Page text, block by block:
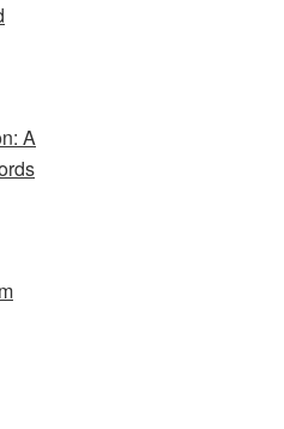
A